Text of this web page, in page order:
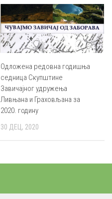
Одложена редовна годишња
седница Скупштине
Завичајног удружења
Ливњана и Граховљана за
2020. годину
30 ДЕЦ, 2020